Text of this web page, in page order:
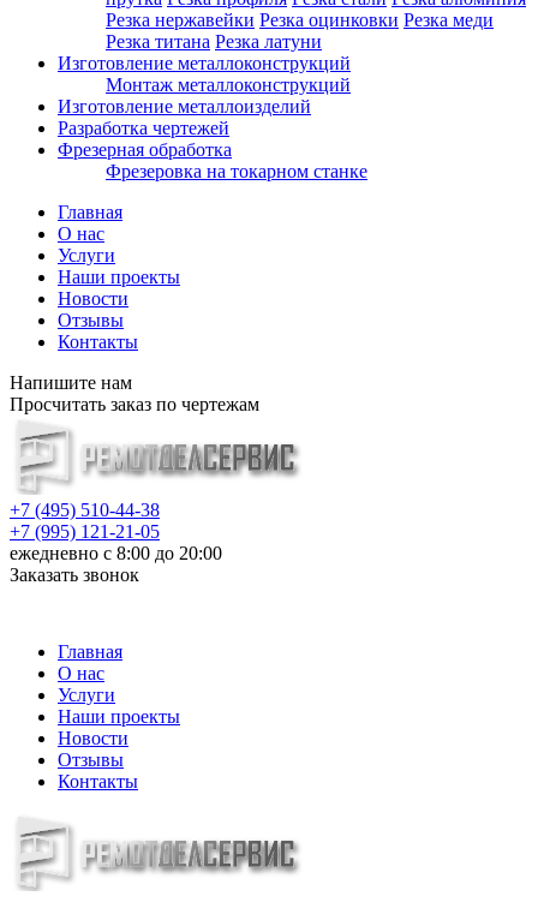
Резка нержавейки Резка оцинковки Резка меди
Резка титана Резка латуни
Изготовление металлоконструкций
Монтаж металлоконструкций
Изготовление металлоизделий
Разработка чертежей
Фрезерная обработка
Фрезеровка на токарном станке
Главная
О нас
Услуги
Наши проекты
Новости
Отзывы
Контакты
Напишите нам
Просчитать заказ по чертежам
+7 (495) 510-44-38
+7 (995) 121-21-05
ежедневно с 8:00 до 20:00
Заказать звонок
Главная
О нас
Услуги
Наши проекты
Новости
Отзывы
Контакты